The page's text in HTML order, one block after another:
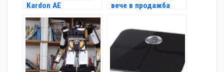
Kardon AE
вече в продажба